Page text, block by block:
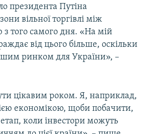
президента Путіна
вільної торгівлі між
з того самого дня. «На мій
від цього більше, оскільки
ринком для України», –
цікавим роком. Я, наприклад,
економікою, щоби побачити,
коли інвестори можуть